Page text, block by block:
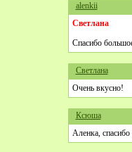
alenkii
Светлана
Спасибо
Светлана
Очень вкусно!
Ксюша
Аленка,